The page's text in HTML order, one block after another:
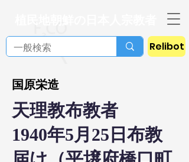
Relibot
国原栄造
天理教布教者
1940年5月25日布教